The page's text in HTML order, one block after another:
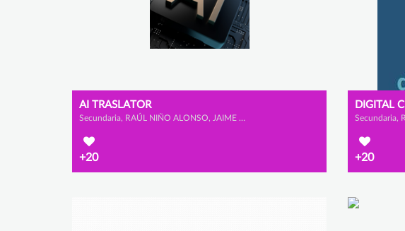
AI TRASLATOR
Secundaria, RAÚL NIÑO ALONSO, JAIME POMBO CARAMÉ y TEO SENFTLEBEN
+20
DIGITAL
+20